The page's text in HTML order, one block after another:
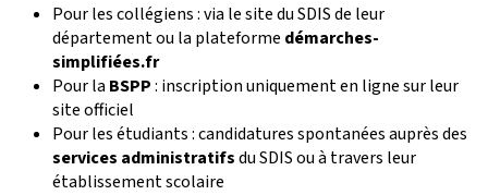
Pour les collégiens : via le site du SDIS de leur
département ou la plateforme démarches-
simplifiées.fr
Pour la BSPP: inscription uniquement en ligne sur leur
site officiel
Pour les étudiants : candidatures spontanées auprès des
services administratifsdu SDIS ou à travers leur
établissement scolaire